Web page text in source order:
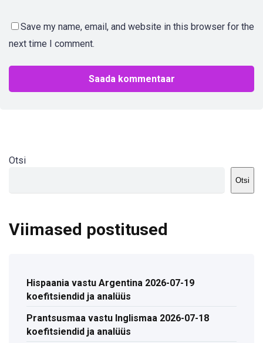
Save my name, email, and website in this browser for the
next time I comment.
Otsi
Otsi
Viimased postitused
Hispaania vastu Argentina 2026-07-19
koefitsiendid ja analüüs
Prantsusmaa vastu Inglismaa 2026-07-18
koefitsiendid ja analüüs